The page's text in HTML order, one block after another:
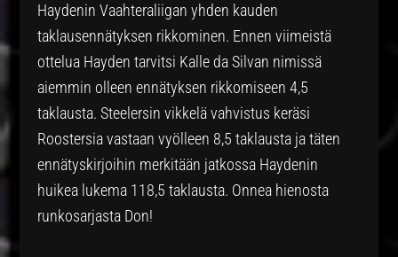
Haydenin Vaahteraliigan yhden kauden
taklausennätyksen rikkominen. Ennen viimeistä
ottelua Hayden tarvitsi Kalle da Silvan nimissä
aiemmin olleen ennätyksen rikkomiseen 4,5
taklausta. Steelersin vikkelä vahvistus keräsi
Roostersia vastaan vyölleen 8,5 taklausta ja täten
ennätyskirjoihin merkitään jatkossa Haydenin
huikea lukema 118,5 taklausta. Onnea hienosta
runkosarjasta Don!